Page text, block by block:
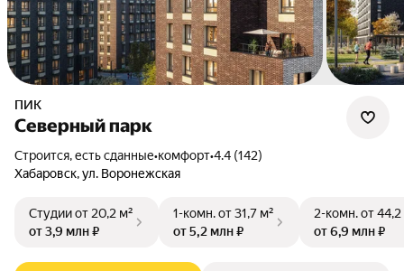
ПИК
Северный парк
Строится, есть сданные•комфорт•4.4 (142)
Хабаровск, ул. Воронежская
Студииот 20,2 м²
от 3,9 млн ₽
1-комн.от 31,7 м²
от 5,2 млн ₽
2-комн.от 44,2
от 6,9 млн ₽